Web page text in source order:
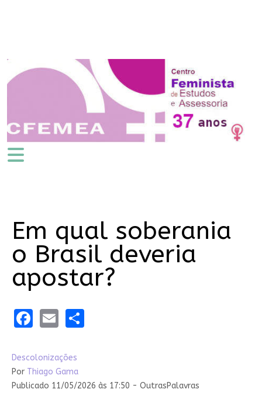
Em qual soberania
o Brasil deveria
apostar?
Facebook
EmailShare
Descolonizações
Por Thiago Gama
Publicado 11/05/2026 às 17:50 - OutrasPalavras